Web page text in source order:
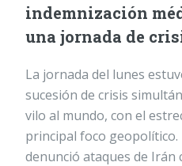
indemnización
una jornada de
La jornada del lunes
sucesión de crisis
vilo al mundo, con el
principal foco
denunció ataques de Irán